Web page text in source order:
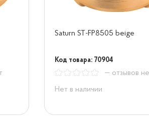
Saturn ST-FP8505 beige
Код товара: 70904
— отзывов
Нет в наличии